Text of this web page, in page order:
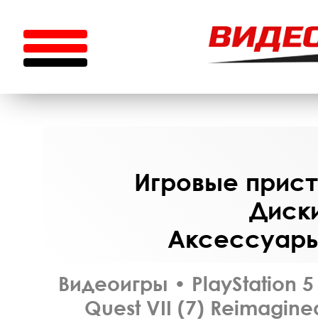
Игровые
Видеоигры • PlayStation 5
Quest VII (7)